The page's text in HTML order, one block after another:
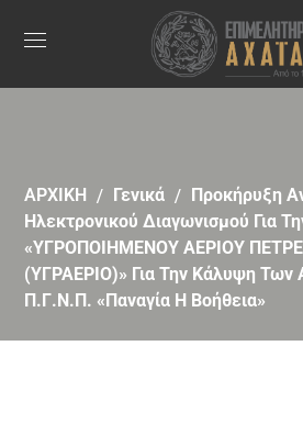
ΑΡΧΙΚΗ Γενικά
Προκήρυξη
Ηλεκτρονικού Διαγωνισμού Για
«ΥΓΡΟΠΟΙΗΜΕΝΟΥ ΑΕΡΙΟΥ
(ΥΓΡΑΕΡΙΟ)» Για Την Κάλυψη Των
Π.Γ.Ν.Π. «Παναγία Η Βοήθεια»